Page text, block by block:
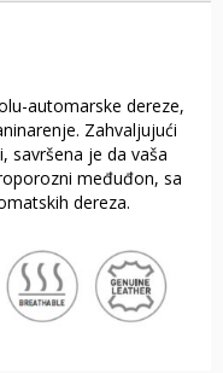
automarske dereze,
Zahvaljujući
savršena je da vaša
međuđon, sa
dereza.